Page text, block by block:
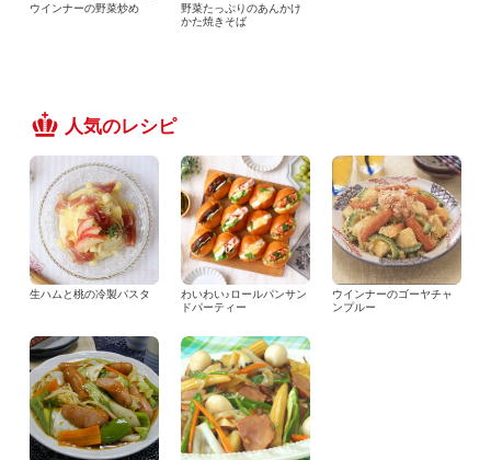
ウインナーの野菜炒め
野菜たっぷりのあんかけ
かた焼きそば
人気のレシピ
生ハムと桃の冷製パスタ
わいわい♪ロールパンサン
ドパーティー
ウインナーのゴーヤチャ
ンプルー